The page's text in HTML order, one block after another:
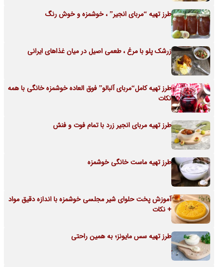
طرز تهیه “مربای انجیر” ، خوشمزه و خوش رنگ
زرشک پلو با مرغ ، طعمی اصیل در میان غذاهای ایرانی
طرز تهیه کامل“مربای آلبالو” فوق العاده خوشمزه خانگی با همه
نکات
طرز تهیه مربای انجیر زرد با تمام فوت و فنش
طرز تهیه ماست خانگی خوشمزه
آموزش پخت حلوای شیر مجلسی خوشمزه با اندازه دقیق مواد
+ نکات
طرز تهیه سس مایونز؛ به همین راحتی